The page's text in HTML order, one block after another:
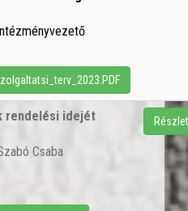
rendelési idejét
Csaba